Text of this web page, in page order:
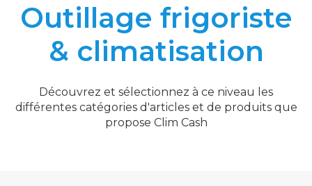
Outillage frigoriste
& climatisation
Découvrez et sélectionnez à ce niveau les
différentes catégories d'articles et de produits que
propose Clim Cash